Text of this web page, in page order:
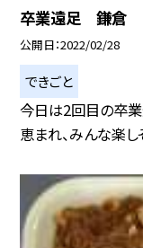
卒業遠足 鎌倉
公開日 2022/02/28
できごと
今日は2回目の卒
恵まれ、みんな楽し